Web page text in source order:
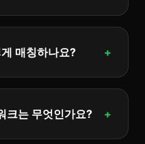
매칭하나요? +
크는 무엇인가요? +